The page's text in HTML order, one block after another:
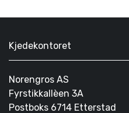
Kjedekontoret
Norengros AS
Fyrstikkallèen 3A
Postboks 6714 Etterstad